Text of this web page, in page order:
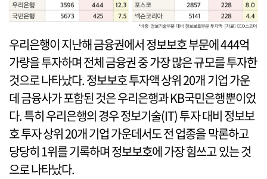
우리은행이 지난해 금융권에서 정보보호 부문에 444억
가량을 투자하며 전체 금융권 중 가장 많은 규모를 투자한
것으로 나타났다. 정보보호 투자액 상위 20개 기업 가운
데 금융사가 포함된 것은 우리은행과 KB국민은행뿐이었
다. 특히 우리은행의 경우 정보기술(IT) 투자 대비 정보보
호 투자 상위 20개 기업 가운데서도 전 업종을 막론하고
당당히 1위를 기록하며 정보보호에 가장 힘쓰고 있는 것
으로 나타났다.